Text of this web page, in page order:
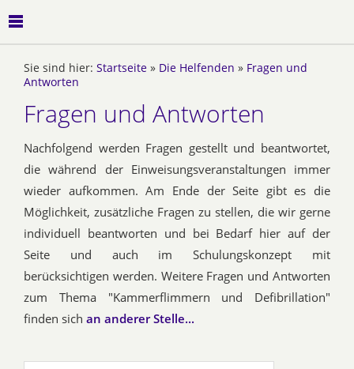
Sie sind hier: Startseite » Die Helfenden » Fragen und
Antworten
Fragen und Antworten
Nachfolgend werden Fragen gestellt und beantwortet,
die während der Einweisungsveranstaltungen immer
wieder aufkommen. Am Ende der Seite gibt es die
Möglichkeit, zusätzliche Fragen zu stellen, die wir gerne
individuell beantworten und bei Bedarf hier auf der
Seite und auch im Schulungskonzept mit
berücksichtigen werden. Weitere Fragen und Antworten
zum Thema "Kammerflimmern und Defibrillation"
finden sich an anderer Stelle...